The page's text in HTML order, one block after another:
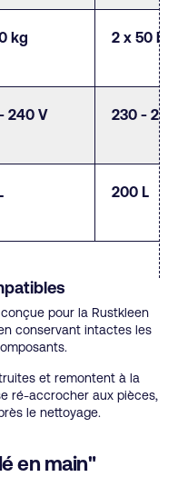
kg 2 x 50 kg
240 V 230 -
200 L
pour la Rustkleen
conservant intactes les
et remontent à la
ré-accrocher aux pièces,
le nettoyage.
en main"